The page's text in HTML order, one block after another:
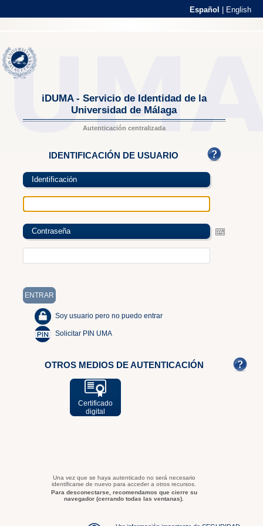
Español English
iDUMA - Servicio de Identidad de la
Universidad de Málaga
Autenticación centralizada
IDENTIFICACIÓN DE USUARIO
Identificación
Contraseña
Soy usuario pero no puedo entrar
Solicitar PIN UMA
OTROS MEDIOS DE AUTENTICACIÓN
Certificado
digital
Una vez que se haya autenticado no será necesario
identificarse de nuevo para acceder a otros recursos.
Para desconectarse, recomendamos que cierre su
navegador (cerrando todas las ventanas).